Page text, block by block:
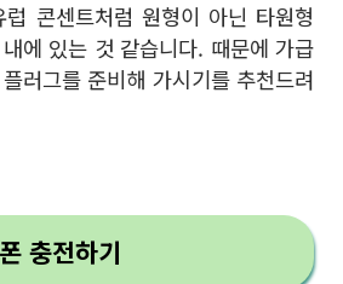
콘센트처럼 원형이 아닌 타원형
에 있는 것 같습니다. 때문에 가급
러그를 준비해 가시기를 추천드려
충전하기